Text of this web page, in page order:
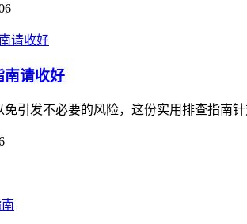
南请收好
引发不必要的风险，这份实用排查指南